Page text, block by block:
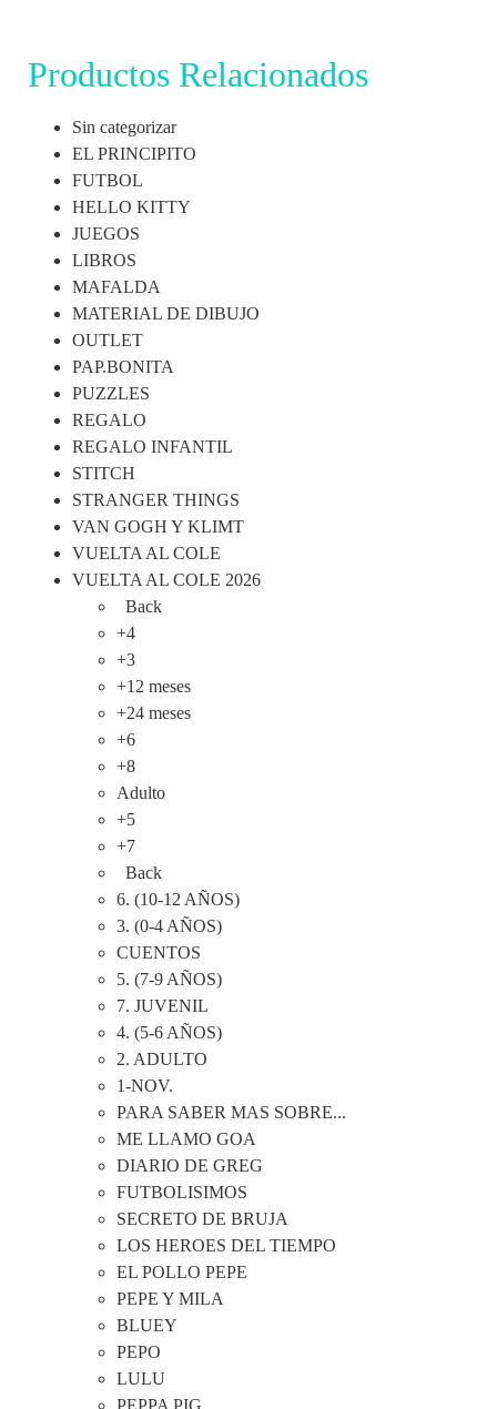
Productos Relacionados
Sin categorizar
EL PRINCIPITO
FUTBOL
HELLO KITTY
JUEGOS
LIBROS
MAFALDA
MATERIAL DE DIBUJO
OUTLET
PAP.BONITA
PUZZLES
REGALO
REGALO INFANTIL
STITCH
STRANGER THINGS
VAN GOGH Y KLIMT
VUELTA AL COLE
VUELTA AL COLE 2026
Back
+4
+3
+12 meses
+24 meses
+6
+8
Adulto
+5
+7
Back
6. (10-12 AÑOS)
3. (0-4 AÑOS)
CUENTOS
5. (7-9 AÑOS)
7. JUVENIL
4. (5-6 AÑOS)
2. ADULTO
1-NOV.
PARA SABER MAS SOBRE...
ME LLAMO GOA
DIARIO DE GREG
FUTBOLISIMOS
SECRETO DE BRUJA
LOS HEROES DEL TIEMPO
EL POLLO PEPE
PEPE Y MILA
BLUEY
PEPO
LULU
PEPPA PIG